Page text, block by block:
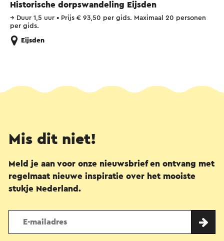
Historische dorpswandeling Eijsden
→ Duur 1,5 uur • Prijs € 93,50 per gids. Maximaal 20 personen
per gids.
Eijsden
Mis dit niet!
Meld je aan voor onze nieuwsbrief en ontvang met
regelmaat nieuwe inspiratie over het mooiste
stukje Nederland.